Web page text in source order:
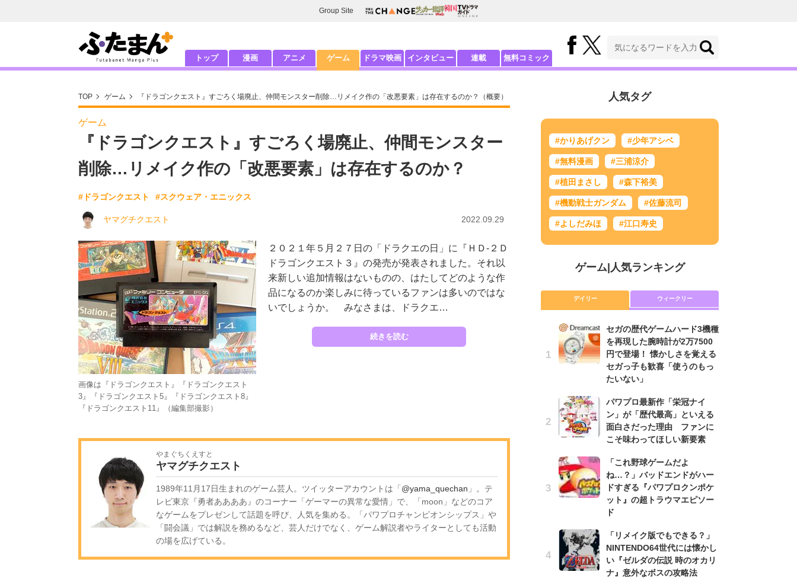
Group Site
トップ 漫画 アニメ ゲーム ドラマ映画 インタビュー 連載 無料コミック
TOP ゲーム 『ドラゴンクエスト』すごろく場廃止、仲間モンスター削除…リメイク作の「改悪要素」は存在するのか？（概要）
ゲーム
『ドラゴンクエスト』すごろく場廃止、仲間モンスター
削除…リメイク作の「改悪要素」は存在するのか？
#ドラゴンクエスト #スクウェア・エニックス
ヤマグチクエスト 2022.09.29
画像は『ドラゴンクエスト』『ドラゴンクエスト
3』『ドラゴンクエスト5』『ドラゴンクエスト8』
『ドラゴンクエスト11』（編集部撮影）
２０２１年５月２７日の「ドラクエの日」に『ＨＤ-２Ｄ
ドラゴンクエスト３』の発売が発表されました。それ以
来新しい追加情報はないものの、はたしてどのような作
品になるのか楽しみに待っているファンは多いのではな
いでしょうか。 みなさまは、ドラクエ…
続きを読む
やまぐちくえすと
ヤマグチクエスト
1989年11月17日生まれのゲーム芸人。ツイッターアカウントは「@yama_quechan 」。テ
レビ東京『勇者ああああ』のコーナー「ゲーマーの異常な愛情」で、「moon」などのコア
なゲームをプレゼンして話題を呼び、人気を集める。「パワプロチャンピオンシップス」や
「闘会議」では解説を務めるなど、芸人だけでなく、ゲーム解説者やライターとしても活動
の場を広げている。
人気タグ
#かりあげクン #少年アシベ
#無料漫画 #三浦涼介
#植田まさし #森下裕美
#機動戦士ガンダム #佐藤流司
#よしだみほ #江口寿史
ゲーム| 人気ランキング
デイリー ウィークリー
セガの歴代ゲームハード3機種
を再現した腕時計が2万7500
円で登場！ 懐かしさを覚える
セガっ子も歓喜「使うのもっ
たいない」
パワプロ最新作「栄冠ナイ
ン」が「歴代最高」といえる
面白さだった理由 ファンに
こそ味わってほしい新要素
「これ野球ゲームだよ
ね…？」バッドエンドがハー
ドすぎる『パワプロクンポケ
ット』の超トラウマエピソー
ド
「リメイク版でもできる？」
NINTENDO64世代には懐かし
い『ゼルダの伝説 時のオカリ
ナ』意外なボスの攻略法